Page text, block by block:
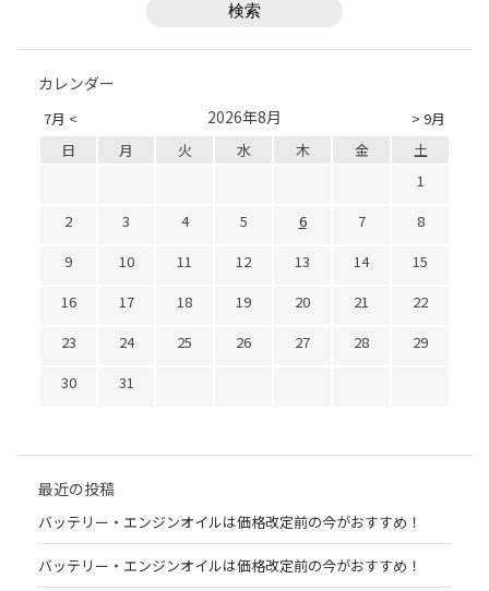
カレンダー
7月 < > 9月
2026年8月
日 月 火 水 木 金
土
1
2
3 4 5 6 7
8
9
10 11 12 13 14
15
16
17 18 19 20 21
22
23
24 25 26 27 28
29
30
31
最近の投稿
バッテリー・エンジンオイルは価格改定前の今がおすすめ！
バッテリー・エンジンオイルは価格改定前の今がおすすめ！